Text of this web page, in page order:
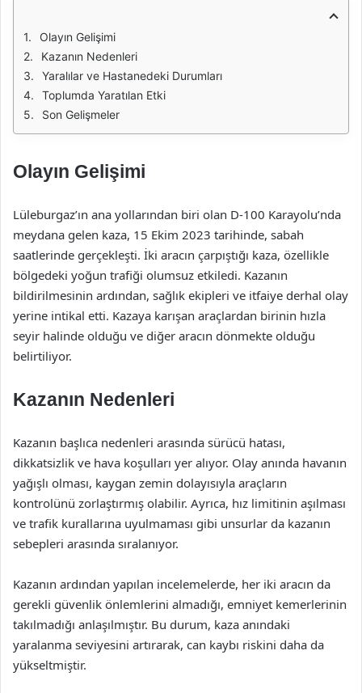
Olayın Gelişimi
Kazanın Nedenleri
Yaralılar ve Hastanedeki Durumları
Toplumda Yaratılan Etki
Son Gelişmeler
Olayın Gelişimi
Lüleburgaz’ın ana yollarından biri olan D-100 Karayolu’nda
meydana gelen kaza, 15 Ekim 2023 tarihinde, sabah
saatlerinde gerçekleşti. İki aracın çarpıştığı kaza, özellikle
bölgedeki yoğun trafiği olumsuz etkiledi. Kazanın
bildirilmesinin ardından, sağlık ekipleri ve itfaiye derhal olay
yerine intikal etti. Kazaya karışan araçlardan birinin hızla
seyir halinde olduğu ve diğer aracın dönmekte olduğu
belirtiliyor.
Kazanın Nedenleri
Kazanın başlıca nedenleri arasında sürücü hatası,
dikkatsizlik ve hava koşulları yer alıyor. Olay anında havanın
yağışlı olması, kaygan zemin dolayısıyla araçların
kontrolünü zorlaştırmış olabilir. Ayrıca, hız limitinin aşılması
ve trafik kurallarına uyulmaması gibi unsurlar da kazanın
sebepleri arasında sıralanıyor.
Kazanın ardından yapılan incelemelerde, her iki aracın da
gerekli güvenlik önlemlerini almadığı, emniyet kemerlerinin
takılmadığı anlaşılmıştır. Bu durum, kaza anındaki
yaralanma seviyesini artırarak, can kaybı riskini daha da
yükseltmiştir.